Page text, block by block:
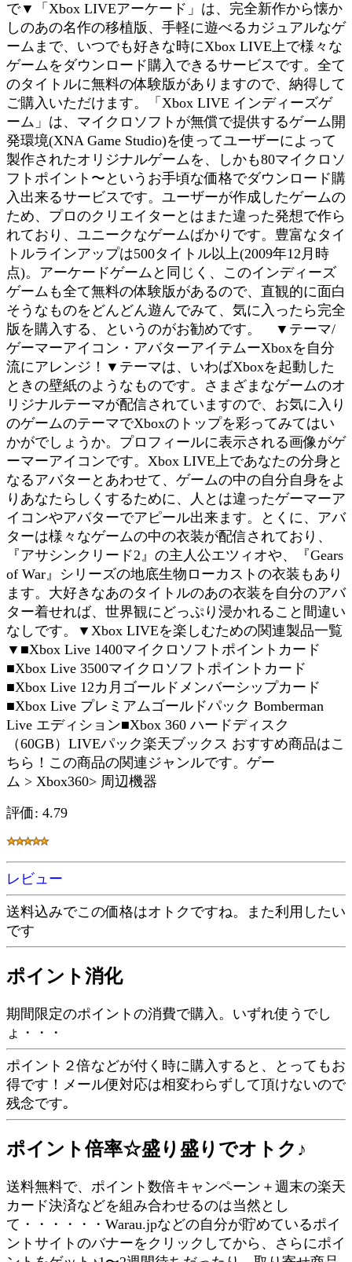
で▼「Xbox LIVEアーケード」は、完全新作から懐か
しのあの名作の移植版、手軽に遊べるカジュアルなゲ
ームまで、いつでも好きな時にXbox LIVE上で様々な
ゲームをダウンロード購入できるサービスです。全て
のタイトルに無料の体験版がありますので、納得して
ご購入いただけます。「Xbox LIVE インディーズゲ
ーム」は、マイクロソフトが無償で提供するゲーム開
発環境(XNA Game Studio)を使ってユーザーによって
製作されたオリジナルゲームを、しかも80マイクロソ
フトポイント〜というお手頃な価格でダウンロード購
入出来るサービスです。ユーザーが作成したゲームの
ため、プロのクリエイターとはまた違った発想で作ら
れており、ユニークなゲームばかりです。豊富なタイ
トルラインアップは500タイトル以上(2009年12月時
点)。アーケードゲームと同じく、このインディーズ
ゲームも全て無料の体験版があるので、直観的に面白
そうなものをどんどん遊んでみて、気に入ったら完全
版を購入する、というのがお勧めです。 ▼テーマ/
ゲーマーアイコン・アバターアイテムーXboxを自分
流にアレンジ！▼テーマは、いわばXboxを起動した
ときの壁紙のようなものです。さまざまなゲームのオ
リジナルテーマが配信されていますので、お気に入り
のゲームのテーマでXboxのトップを彩ってみてはい
かがでしょうか。プロフィールに表示される画像がゲ
ーマーアイコンです。Xbox LIVE上であなたの分身と
なるアバターとあわせて、ゲームの中の自分自身をよ
りあなたらしくするために、人とは違ったゲーマーア
イコンやアバターでアピール出来ます。とくに、アバ
ターは様々なゲームの中の衣装が配信されており、
『アサシンクリード2』の主人公エツィオや、『Gears
of War』シリーズの地底生物ローカストの衣装もあり
ます。大好きなあのタイトルのあの衣装を自分のアバ
ター着せれば、世界観にどっぷり浸かれること間違い
なしです。▼Xbox LIVEを楽しむための関連製品一覧
▼■Xbox Live 1400マイクロソフトポイントカード
■Xbox Live 3500マイクロソフトポイントカード
■Xbox Live 12カ月ゴールドメンバーシップカード
■Xbox Live プレミアムゴールドパック Bomberman
Live エディション■Xbox 360 ハードディスク
（60GB）LIVEパック楽天ブックス おすすめ商品はこ
ちら！この商品の関連ジャンルです。ゲー
ム > Xbox360> 周辺機器
評価: 4.79
レビュー
送料込みでこの価格はオトクですね。また利用したい
です
ポイント消化
期間限定のポイントの消費で購入。いずれ使うでし
ょ・・・
ポイント２倍などが付く時に購入すると、とってもお
得です！メール便対応は相変わらずして頂けないので
残念です｡
ポイント倍率☆盛り盛りでオトク♪
送料無料で、ポイント数倍キャンペーン＋週末の楽天
カード決済などを組み合わせるのは当然とし
て・・・・・・Warau.jpなどの自分が貯めているポイ
ントサイトのバナーをクリックしてから、さらにポイ